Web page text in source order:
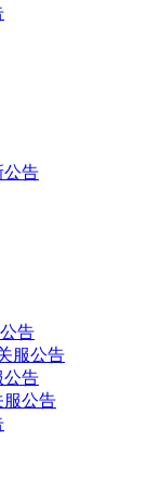
公告
告
服公告
公告
服公告